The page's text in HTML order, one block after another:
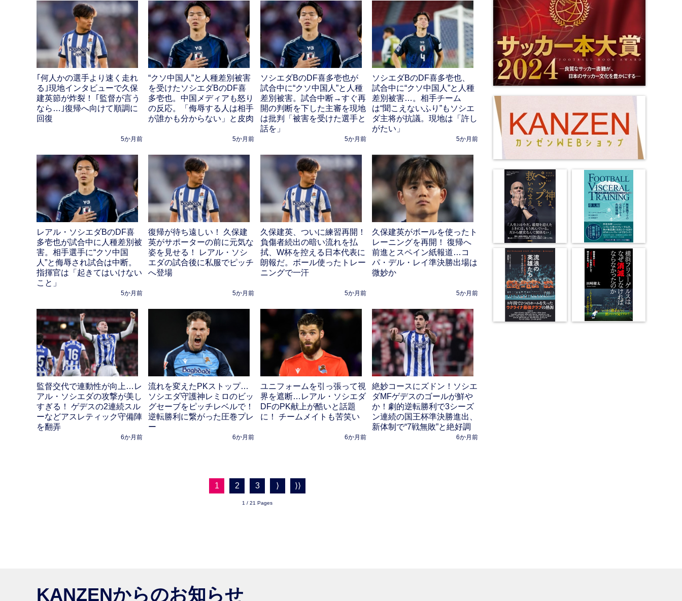
｢何人かの選手より速く走れ
る｣現地インタビューで久保
建英節が炸裂！ ｢監督が言う
なら…｣復帰へ向けて順調に
回復
5か月前
“クソ中国人”と人種差別被害
を受けたソシエダBのDF喜
多壱也。中国メディアも怒り
の反応。「侮辱する人は相手
が誰かも分からない」と皮肉
5か月前
ソシエダBのDF喜多壱也が
試合中に“クソ中国人”と人種
差別被害。試合中断→すぐ再
開の判断を下した主審を現地
は批判「被害を受けた選手と
話を」
5か月前
ソシエダBのDF喜多壱也、
試合中に“クソ中国人”と人種
差別被害…。相手チーム
は“聞こえないふり”もソシエ
ダ主将が抗議。現地は「許し
がたい」
5か月前
レアル・ソシエダBのDF喜
多壱也が試合中に人種差別被
害。相手選手に“クソ中国
人”と侮辱され試合は中断。
指揮官は「起きてはいけない
こと」
5か月前
復帰が待ち遠しい！ 久保建
英がサポーターの前に元気な
姿を見せる！ レアル・ソシ
エダの試合後に私服でピッチ
へ登場
5か月前
久保建英、ついに練習再開！
負傷者続出の暗い流れを払
拭、W杯を控える日本代表に
朗報だ。ボール使ったトレー
ニングで一汗
5か月前
久保建英がボールを使ったト
レーニングを再開！ 復帰へ
前進とスペイン紙報道…コ
パ・デル・レイ準決勝出場は
微妙か
5か月前
監督交代で連動性が向上…レ
アル・ソシエダの攻撃が美し
すぎる！ ゲデスの2連続スル
ーなどアスレティック守備陣
を翻弄
6か月前
流れを変えたPKストップ…
ソシエダ守護神レミロのビッ
グセーブをピッチレベルで！
逆転勝利に繋がった圧巻プレ
ー
6か月前
ユニフォームを引っ張って視
界を遮断…レアル・ソシエダ
DFのPK献上が酷いと話題
に！ チームメイトも苦笑い
6か月前
絶妙コースにズドン！ソシエ
ダMFゲデスのゴールが鮮や
か！劇的逆転勝利で3シーズ
ン連続の国王杯準決勝進出、
新体制で“7戦無敗”と絶好調
6か月前
1 2 3 ⟩ ⟩⟩
1 / 21 Pages
KANZENからのお知らせ